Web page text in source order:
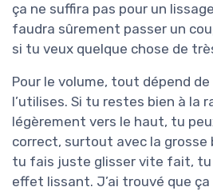
ça ne suffira pas pour un
faudra sûrement passer un
si tu veux quelque chose de
Pour le volume, tout dépend
l’utilises. Si tu restes bien à la
légèrement vers le haut, tu
correct, surtout avec la grosse
tu fais juste glisser vite fait,
effet lissant. J’ai trouvé que